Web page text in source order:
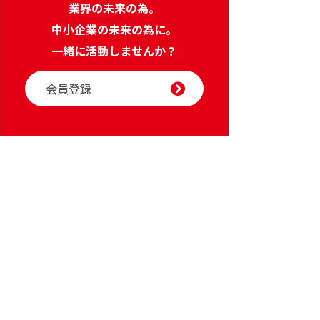
業界の未来の為。
中小企業の未来の為に。
一緒に活動しませんか？
会員登録